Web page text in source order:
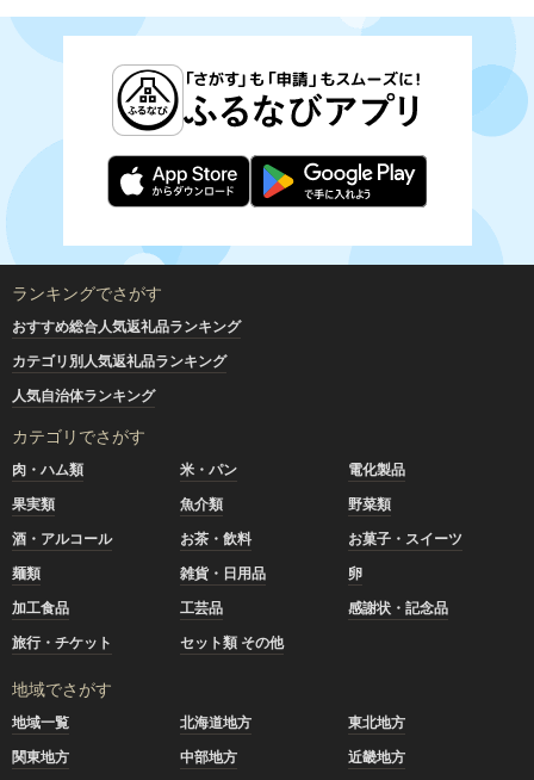
ランキングでさがす
おすすめ総合人気返礼品ランキング
カテゴリ別人気返礼品ランキング
人気自治体ランキング
カテゴリでさがす
肉・ハム類 米・パン
電化製品
果実類
魚介類
野菜類
酒・アルコール
お茶・飲料
お菓子・スイーツ
麺類
雑貨・日用品
卵
加工食品
工芸品
感謝状・記念品
旅行・チケット
セット類 その他
地域でさがす
地域一覧 北海道地方
東北地方
関東地方
中部地方
近畿地方